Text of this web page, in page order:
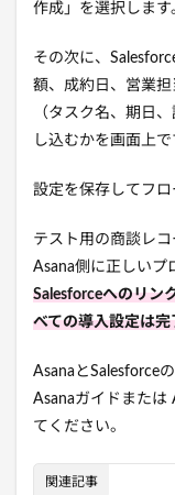
作成」を選択します
その次に、
額、成約日、営業
（タスク名、期日
し込むかを画面上で
設定を保存してフロ
テスト用の商談レ
Asana側に正しいプ
Salesforceへのリン
べての導入設定は完
AsanaとSalesforce
Asanaガイドまたは
てください。
関連記事